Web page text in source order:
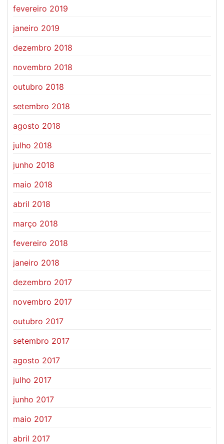
fevereiro 2019
janeiro 2019
dezembro 2018
novembro 2018
outubro 2018
setembro 2018
agosto 2018
julho 2018
junho 2018
maio 2018
abril 2018
março 2018
fevereiro 2018
janeiro 2018
dezembro 2017
novembro 2017
outubro 2017
setembro 2017
agosto 2017
julho 2017
junho 2017
maio 2017
abril 2017